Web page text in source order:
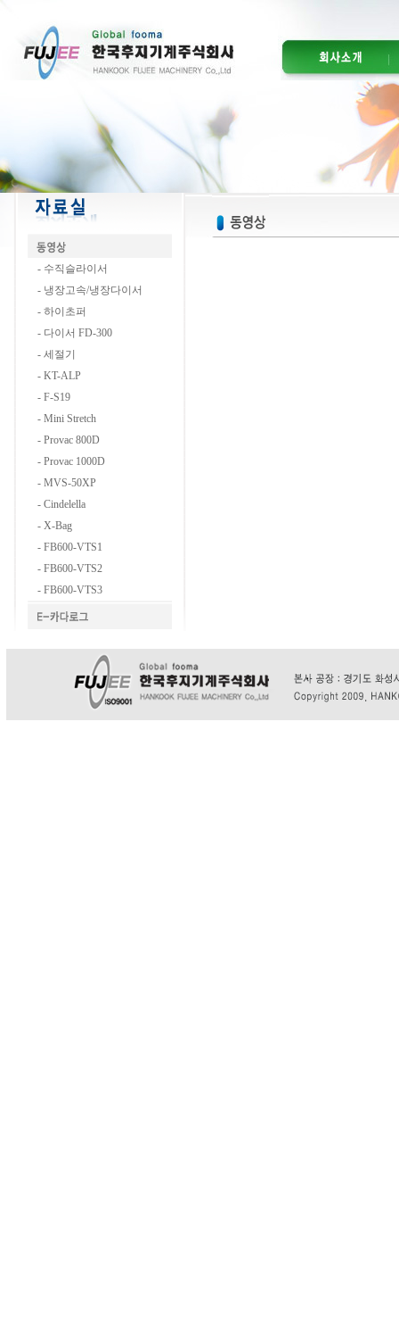
- 수직슬라이서
- 냉장고속/냉장다이서
- 하이초퍼
- 다이서 FD-300
- 세절기
- KT-ALP
- F-S19
- Mini Stretch
- Provac 800D
- Provac 1000D
- MVS-50XP
- Cindelella
- X-Bag
- FB600-VTS1
- FB600-VTS2
- FB600-VTS3